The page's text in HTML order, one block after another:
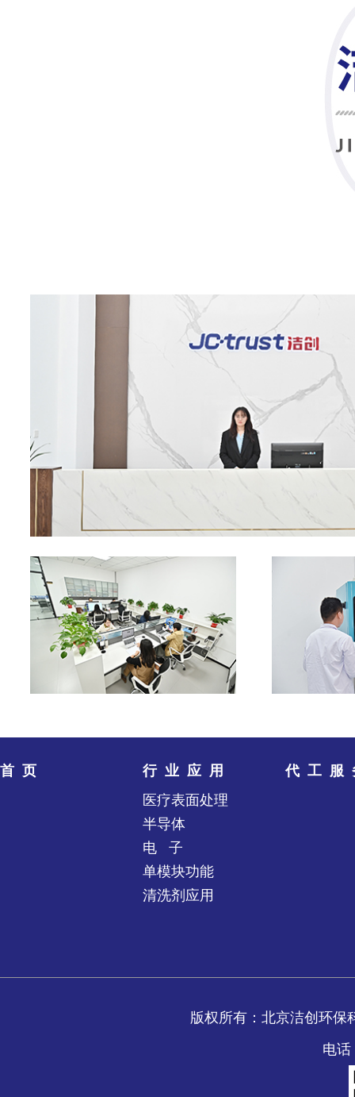
首页
行业应用
医疗表面处理
半导体
电 子
单模块功能
清洗剂应用
代工服
版权所有：北京洁创环
电话